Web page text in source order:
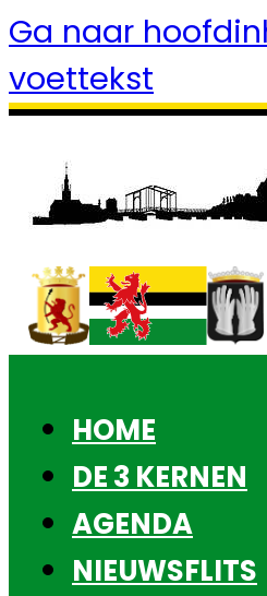
Ga naar
voettekst
HOME
DE 3 KERNEN
AGENDA
NIEUWSFLITS